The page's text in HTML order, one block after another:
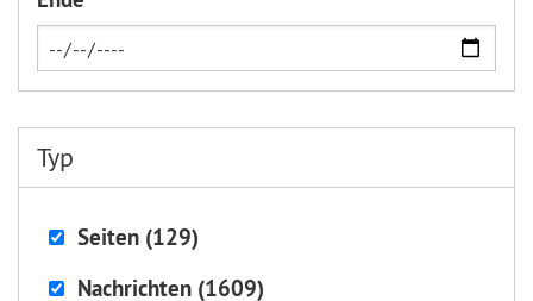
Typ
Seiten (129)
Nachrichten (1609)